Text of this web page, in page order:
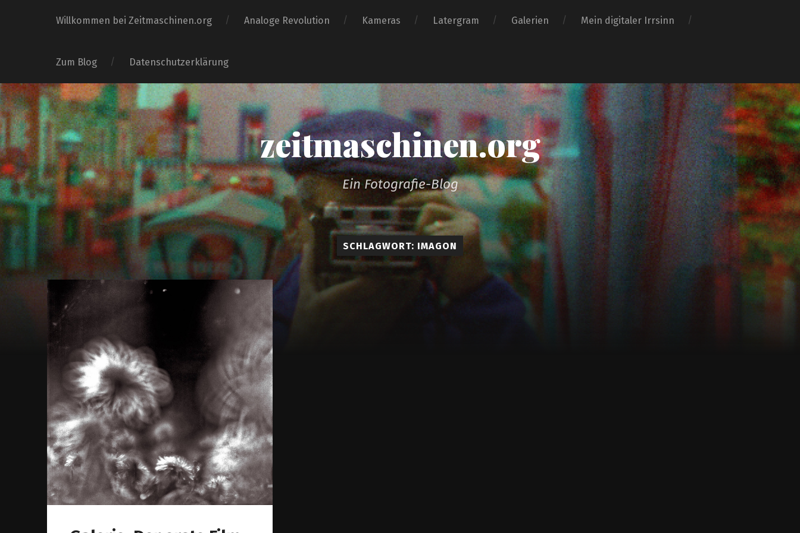
Willkommen bei Zeitmaschinen.org Analoge Revolution Kameras Latergram Galerien Mein digitaler Irrsinn
Zum Blog Datenschutzerklärung
zeitmaschinen.org
Ein Fotografie-Blog
SCHLAGWORT: IMAGON